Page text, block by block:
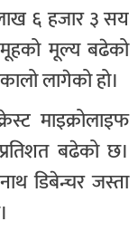
६ हजार ३ सय
मूल्य बढेको
लागेको हो।
माइक्रोलाइफ
बढेको छ।
डिबेन्चर जस्ता